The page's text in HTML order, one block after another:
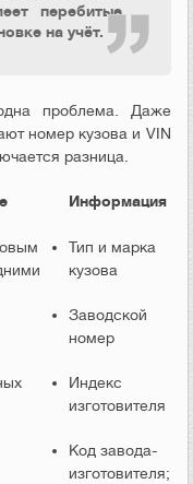
перебитые
на учёт.
проблема. Даже
номер кузова и VIN
разница.
Информация
Тип и марка
кузова
Заводской
номер
Индекс
изготовителя
Код завода-
изготовителя;